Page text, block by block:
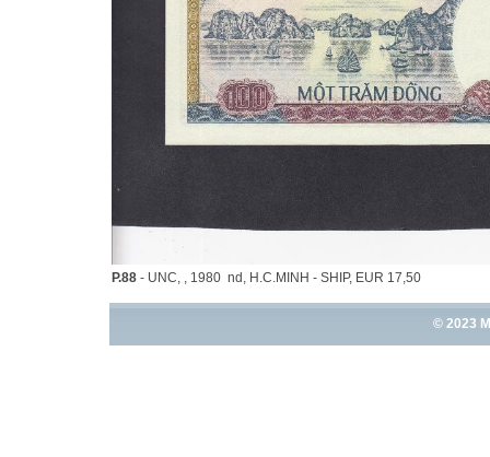
P.88 - UNC, , 1980 nd, H.C.MINH - SHIP, EUR 17,50
© 2023